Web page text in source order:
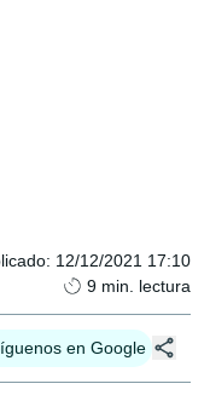
: 12/12/2021 17:10
9 min. lectura
en Google